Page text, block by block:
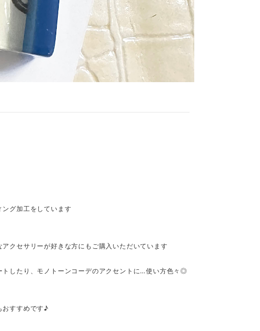
グ加工をしています
クセサリーが好きな方にもご購入いただいています
トしたり、モノトーンコーデのアクセントに…使い方色々◎
おすすめです♪